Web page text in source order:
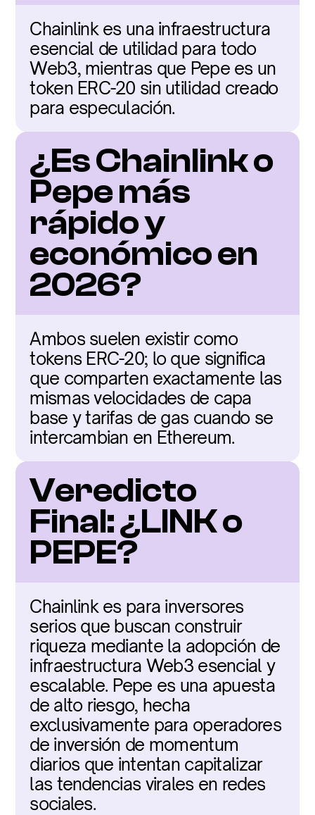
Chainlink es una infraestructura
esencial de utilidad para todo
Web3, mientras que Pepe es un
token ERC-20 sin utilidad creado
para especulación.
¿Es Chainlink o
Pepe más
rápido y
económico en
2026?
Ambos suelen existir como
tokens ERC-20; lo que significa
que comparten exactamente las
mismas velocidades de capa
base y tarifas de gas cuando se
intercambian en Ethereum.
Veredicto
Final: ¿LINK o
PEPE?
Chainlink es para inversores
serios que buscan construir
riqueza mediante la adopción de
infraestructura Web3 esencial y
escalable. Pepe es una apuesta
de alto riesgo, hecha
exclusivamente para operadores
de inversión de momentum
diarios que intentan capitalizar
las tendencias virales en redes
sociales.